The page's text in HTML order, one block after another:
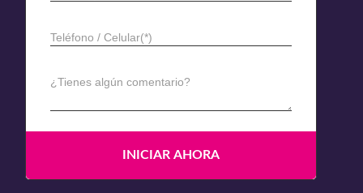
Teléfono / Celular(*)
¿Tienes algún comentario?